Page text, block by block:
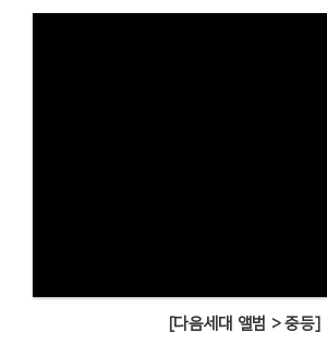
[다음세대 앨범 > 중등]